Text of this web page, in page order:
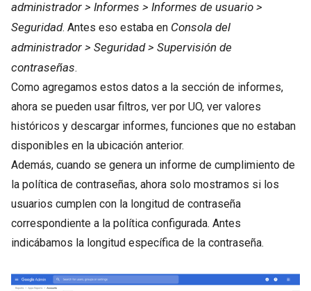
administrador > Informes > Informes de usuario >
Seguridad. Antes eso estaba en Consola del
administrador > Seguridad > Supervisión de
contraseñas.
Como agregamos estos datos a la sección de informes,
ahora se pueden usar filtros, ver por UO, ver valores
históricos y descargar informes, funciones que no estaban
disponibles en la ubicación anterior.
Además, cuando se genera un informe de cumplimiento de
la política de contraseñas, ahora solo mostramos si los
usuarios cumplen con la longitud de contraseña
correspondiente a la política configurada. Antes
indicábamos la longitud específica de la contraseña.